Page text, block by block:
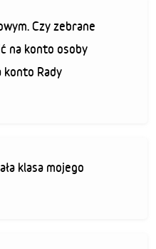
Czy zebrane
na konto osoby
konto Rady
klasa mojego